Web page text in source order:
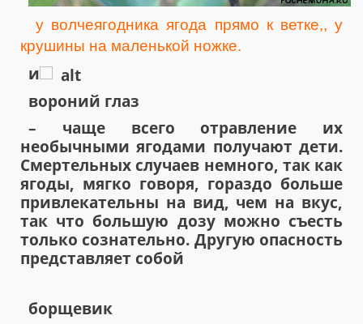
у волчеягодника ягода прямо к ветке,, у
крушины на маленькой ножке.
и
вороний глаз
– чаще всего отравление их
необычными ягодами получают дети.
Смертельных случаев немного, так как
ягоды, мягко говоря, гораздо больше
привлекательны на вид, чем на вкус,
так что большую дозу можно съесть
только сознательно. Другую опасность
представляет собой
борщевик